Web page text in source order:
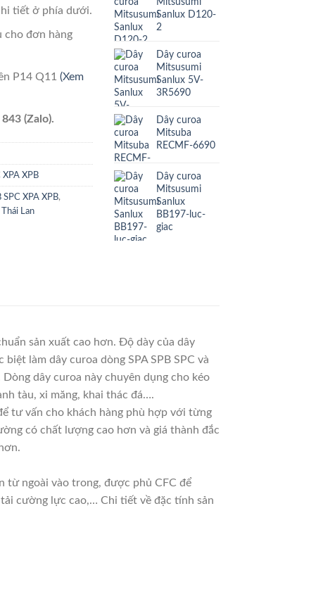
tiết ở phía dưới.
cho đơn hàng
P14 Q11 (Xem
(Zalo).
XPA XPB
SPC XPA XPB,
Thái Lan
Sanlux D120-
2
Dây curoa
Mitsusumi
Sanlux 5V-
3R5690
Dây curoa
Mitsuba
RECMF-6690
Dây curoa
Mitsusumi
Sanlux
BB197-luc-
giac
sản xuất cao hơn. Độ dày của dây
làm dây curoa dòng SPA SPB SPC và
dây curoa này chuyên dụng cho kéo
tàu, xi măng, khai thác đá….
tư vấn cho khách hàng phù hợp với từng
có chất lượng cao hơn và giá thành đắc
từ ngoài vào trong, được phủ CFC để
cường lực cao,… Chi tiết về đặc tính sản